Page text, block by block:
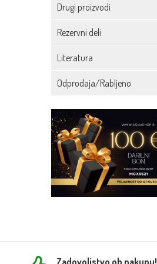
Drugi proizvodi
Rezervni deli
Literatura
Odprodaja/Rabljeno
Zadovoljstvo ob nakupu!